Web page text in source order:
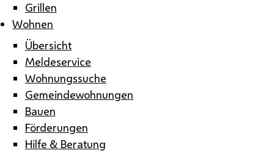
Grillen
Wohnen
Übersicht
Meldeservice
Wohnungssuche
Gemeindewohnungen
Bauen
Förderungen
Hilfe & Beratung